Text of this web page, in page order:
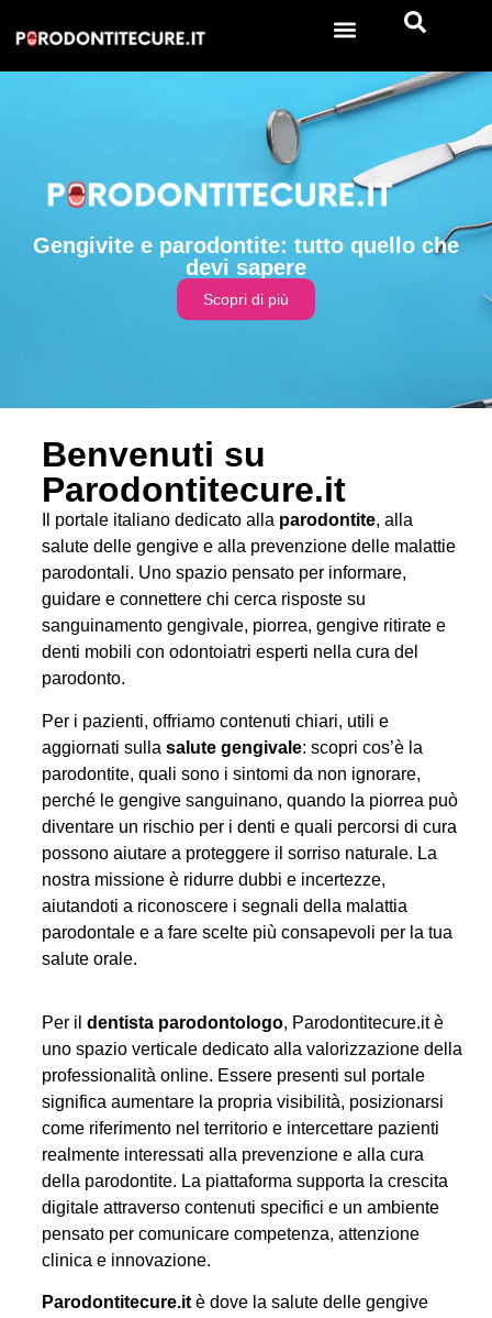
Gengivite e parodontite: tutto quello che
devi sapere
Scopri di più
Benvenuti su
Parodontitecure.it
Il portale italiano dedicato alla parodontite, alla
salute delle gengive e alla prevenzione delle malattie
parodontali. Uno spazio pensato per informare,
guidare e connettere chi cerca risposte su
sanguinamento gengivale, piorrea, gengive ritirate e
denti mobili con odontoiatri esperti nella cura del
parodonto.
Per i pazienti, offriamo contenuti chiari, utili e
aggiornati sullasalute gengivale: scopri cos’è la
parodontite, quali sono i sintomi da non ignorare,
perché le gengive sanguinano, quando la piorrea può
diventare un rischio per i denti e quali percorsi di cura
possono aiutare a proteggere il sorriso naturale. La
nostra missione è ridurre dubbi e incertezze,
aiutandoti a riconoscere i segnali della malattia
parodontale e a fare scelte più consapevoli per la tua
salute orale.
Per ildentista parodontologo, Parodontitecure.it è
uno spazio verticale dedicato alla valorizzazione della
professionalità online. Essere presenti sul portale
significa aumentare la propria visibilità, posizionarsi
come riferimento nel territorio e intercettare pazienti
realmente interessati alla prevenzione e alla cura
della parodontite. La piattaforma supporta la crescita
digitale attraverso contenuti specifici e un ambiente
pensato per comunicare competenza, attenzione
clinica e innovazione.
Parodontitecure.it è dove la salute delle gengive